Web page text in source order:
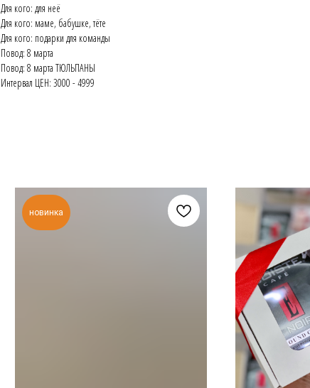
Для кого: для неё
Для кого: маме, бабушке, тёте
Для кого: подарки для команды
Повод: 8 марта
Повод: 8 марта ТЮЛЬПАНЫ
Интервал ЦЕН: 3000 - 4999
новинка